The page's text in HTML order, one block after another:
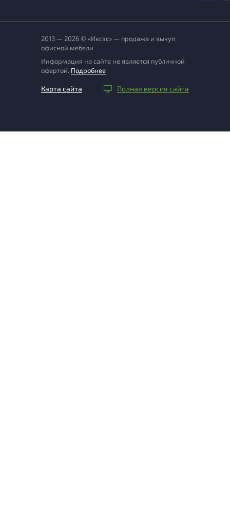
2013 — 2026 © «Иксэс» — продажа и выкуп
офисной мебели
Информация на сайте не является публичной
офертой. Подробнее
Карта сайта Полная версия сайта